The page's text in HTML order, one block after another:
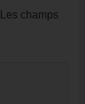
Les champs